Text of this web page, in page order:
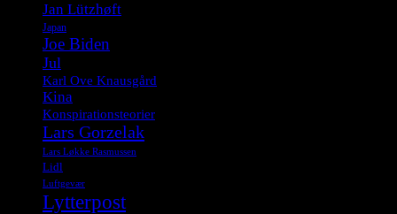
Jan Lützhøft
Japan
Joe Biden
Jul
Karl Ove Knausgård
Kina
Konspirationsteorier
Lars Gorzelak
Lars Løkke Rasmussen
Lidl
Luftgevær
Lytterpost